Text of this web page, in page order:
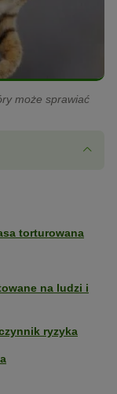
może sprawiać
torturowana
na ludzi i
ryzyka